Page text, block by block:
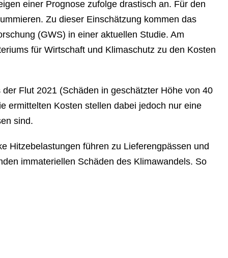
einer Prognose zufolge drastisch an. Für den
Zu dieser Ein­schät­zung kommen das
(GWS) in einer aktuellen Studie. Am
für Wirtschaft und Kli­ma­schutz zu den Kosten
Flut 2021 (Schäden in ge­schätz­ter Höhe von 40
er­mit­tel­ten Kosten stellen dabei jedoch nur eine
sind.
Hit­ze­be­las­tun­gen führen zu Lie­fer­eng­päs­sen und
im­ma­te­ri­el­len Schäden des Kli­ma­wan­dels. So